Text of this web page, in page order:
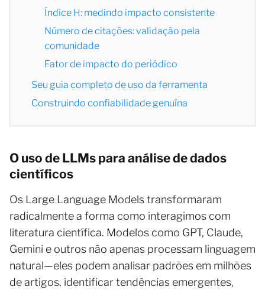
Índice H: medindo impacto consistente
Número de citações: validação pela
comunidade
Fator de impacto do periódico
Seu guia completo de uso da ferramenta
Construindo confiabilidade genuína
O uso de LLMs para análise de dados
científicos
Os Large Language Models transformaram
radicalmente a forma como interagimos com
literatura científica. Modelos como GPT, Claude,
Gemini e outros não apenas processam linguagem
natural—eles podem analisar padrões em milhões
de artigos, identificar tendências emergentes,